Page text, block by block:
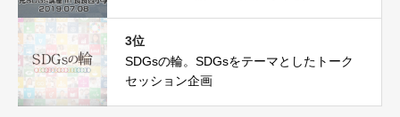
3位
SDGsの輪。SDGsをテーマとしたトーク
セッション企画